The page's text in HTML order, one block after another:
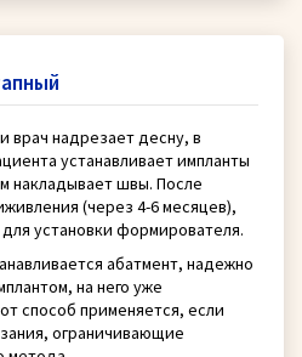
врач надрезает десну, в
устанавливает импланты
накладывает швы. После
(через 4-6 месяцев),
установки формирователя.
абатмент, надежно
на него уже
способ применяется, если
ограничивающие